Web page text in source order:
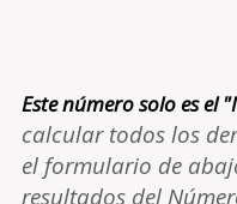
Este número solo es el
calcular todos los
el formulario de
resultados del